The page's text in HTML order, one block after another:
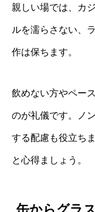
親しい場では、カ
ルを濡らさない、
作は保ちます。
飲めない方やペー
のが礼儀です。ノ
する配慮も役立ち
と心得ましょう。